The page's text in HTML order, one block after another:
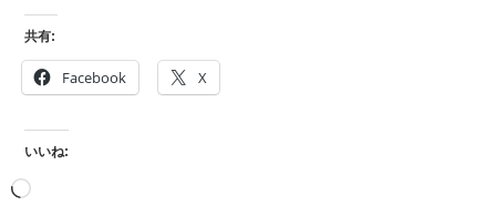
共有:
Facebook X
いいね: